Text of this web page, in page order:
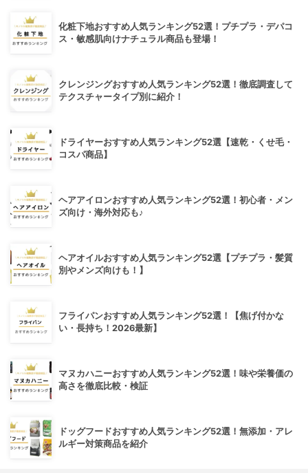
化粧下地おすすめ人気ランキング52選！プチプラ・デパコ
ス・敏感肌向けナチュラル商品も登場！
クレンジングおすすめ人気ランキング52選！徹底調査して
テクスチャータイプ別に紹介！
ドライヤーおすすめ人気ランキング52選【速乾・くせ毛・
コスパ商品】
ヘアアイロンおすすめ人気ランキング52選！初心者・メン
ズ向け・海外対応も♪
ヘアオイルおすすめ人気ランキング52選【プチプラ・髪質
別やメンズ向けも！】
フライパンおすすめ人気ランキング52選！【焦げ付かな
い・長持ち！2026最新】
マヌカハニーおすすめ人気ランキング52選！味や栄養価の
高さを徹底比較・検証
ドッグフードおすすめ人気ランキング52選！無添加・アレ
ルギー対策商品を紹介